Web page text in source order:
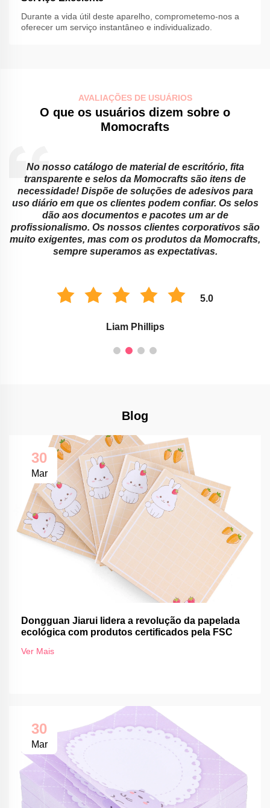
Durante a vida útil deste aparelho, comprometemo-nos a
oferecer um serviço instantâneo e individualizado.
AVALIAÇÕES DE USUÁRIOS
O que os usuários dizem sobre o
Momocrafts
No nosso catálogo de material de escritório, fita
transparente e selos da Momocrafts são itens de
necessidade! Dispõe de soluções de adesivos para
uso diário em que os clientes podem confiar. Os selos
dão aos documentos e pacotes um ar de
profissionalismo. Os nossos clientes corporativos são
muito exigentes, mas com os produtos da Momocrafts,
sempre superamos as expectativas.
5.0
Liam Phillips
Blog
30
Mar
Dongguan Jiarui lidera a revolução da papelada
ecológica com produtos certificados pela FSC
Ver Mais
30
Mar